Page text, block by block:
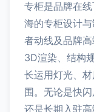
专柜是品牌在线
海的专柜设计
者动线及品牌高
3D渲染、结构
长运用灯光、
围。无论是快
还是长期入驻